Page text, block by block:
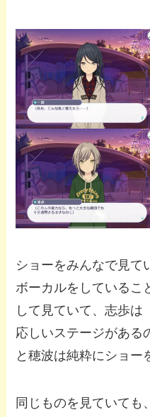
ショーをみんなで見て
ボーカルをしているこ
して見ていて、志歩は
応しいステージがある
と穂波は純粋にショー
同じものを見ていても